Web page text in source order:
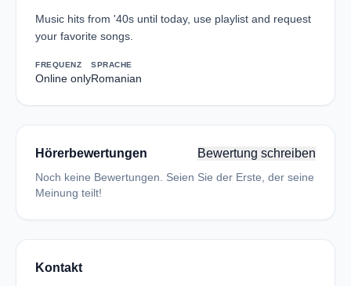
Music hits from '40s until today, use playlist and request
your favorite songs.
FREQUENZ
Online only
SPRACHE
Romanian
Hörerbewertungen Bewertung schreiben
Noch keine Bewertungen. Seien Sie der Erste, der seine
Meinung teilt!
Kontakt